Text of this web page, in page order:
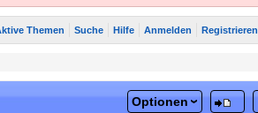
Themen Suche Hilfe Anmelden Registrieren
Optionen